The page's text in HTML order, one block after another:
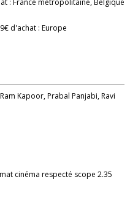
: France métropolitaine, Belgique
d'achat : Europe
Kapoor, Prabal Panjabi, Ravi
cinéma respecté scope 2.35